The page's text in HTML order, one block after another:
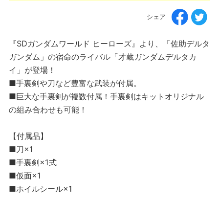
シェア
『SDガンダムワールド ヒーローズ』より、「佐助デルタ
ガンダム」の宿命のライバル「才蔵ガンダムデルタカ
イ」が登場！
■手裏剣や刀など豊富な武装が付属。
■巨大な手裏剣が複数付属！手裏剣はキットオリジナル
の組み合わせも可能！
【付属品】
■刀×1
■手裏剣×1式
■仮面×1
■ホイルシール×1